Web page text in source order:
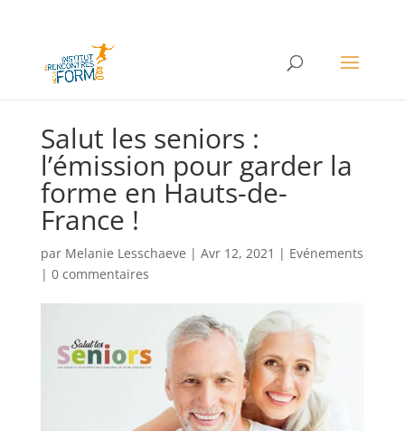
Salut les seniors :
l’émission pour garder la
forme en Hauts-de-
France !
par Melanie Lesschaeve | Avr 12, 2021 | Evénements
| 0 commentaires